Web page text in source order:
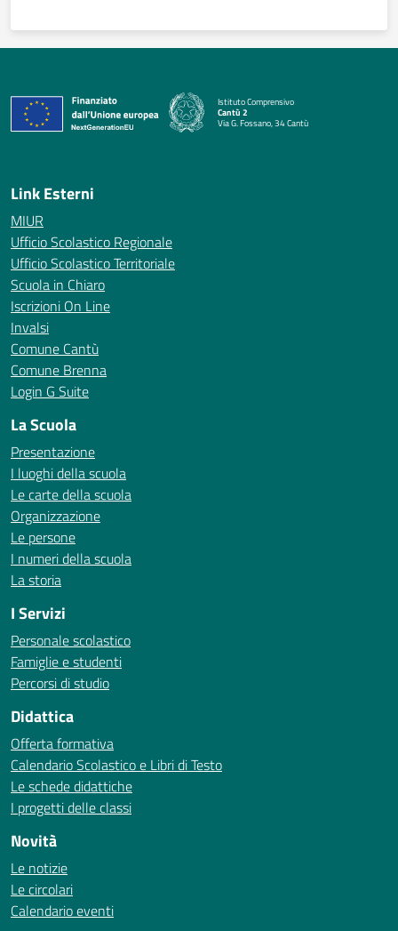
Istituto Comprensivo
Cantù 2
Via G. Fossano, 34 Cantù
— Visita la pagina iniziale della scuola
Link Esterni
MIUR
Ufficio Scolastico Regionale
Ufficio Scolastico Territoriale
Scuola in Chiaro
Iscrizioni On Line
Invalsi
Comune Cantù
Comune Brenna
Login G Suite
La Scuola
Presentazione
I luoghi della scuola
Le carte della scuola
Organizzazione
Le persone
I numeri della scuola
La storia
I Servizi
Personale scolastico
Famiglie e studenti
Percorsi di studio
Didattica
Offerta formativa
Calendario Scolastico e Libri di Testo
Le schede didattiche
I progetti delle classi
Novità
Le notizie
Le circolari
Calendario eventi